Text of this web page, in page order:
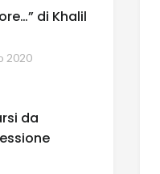
di Khalil
2020
da